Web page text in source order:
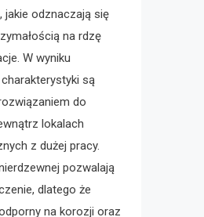
, jakie odznaczają się
na rdzę
W wyniku
są
do
lokalach
z dużej pracy.
pozwalają
dlatego że
na korozji oraz